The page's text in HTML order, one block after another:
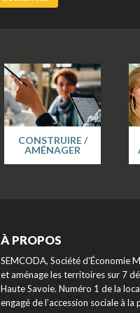
CONSTRUIRE /
AMÉNAGER
À PROPOS
SEMCODA, Société d'Économie
et aménage les territoires sur 7
Haute Savoie. Numéro 1 de la
engagé de l’accession sociale à